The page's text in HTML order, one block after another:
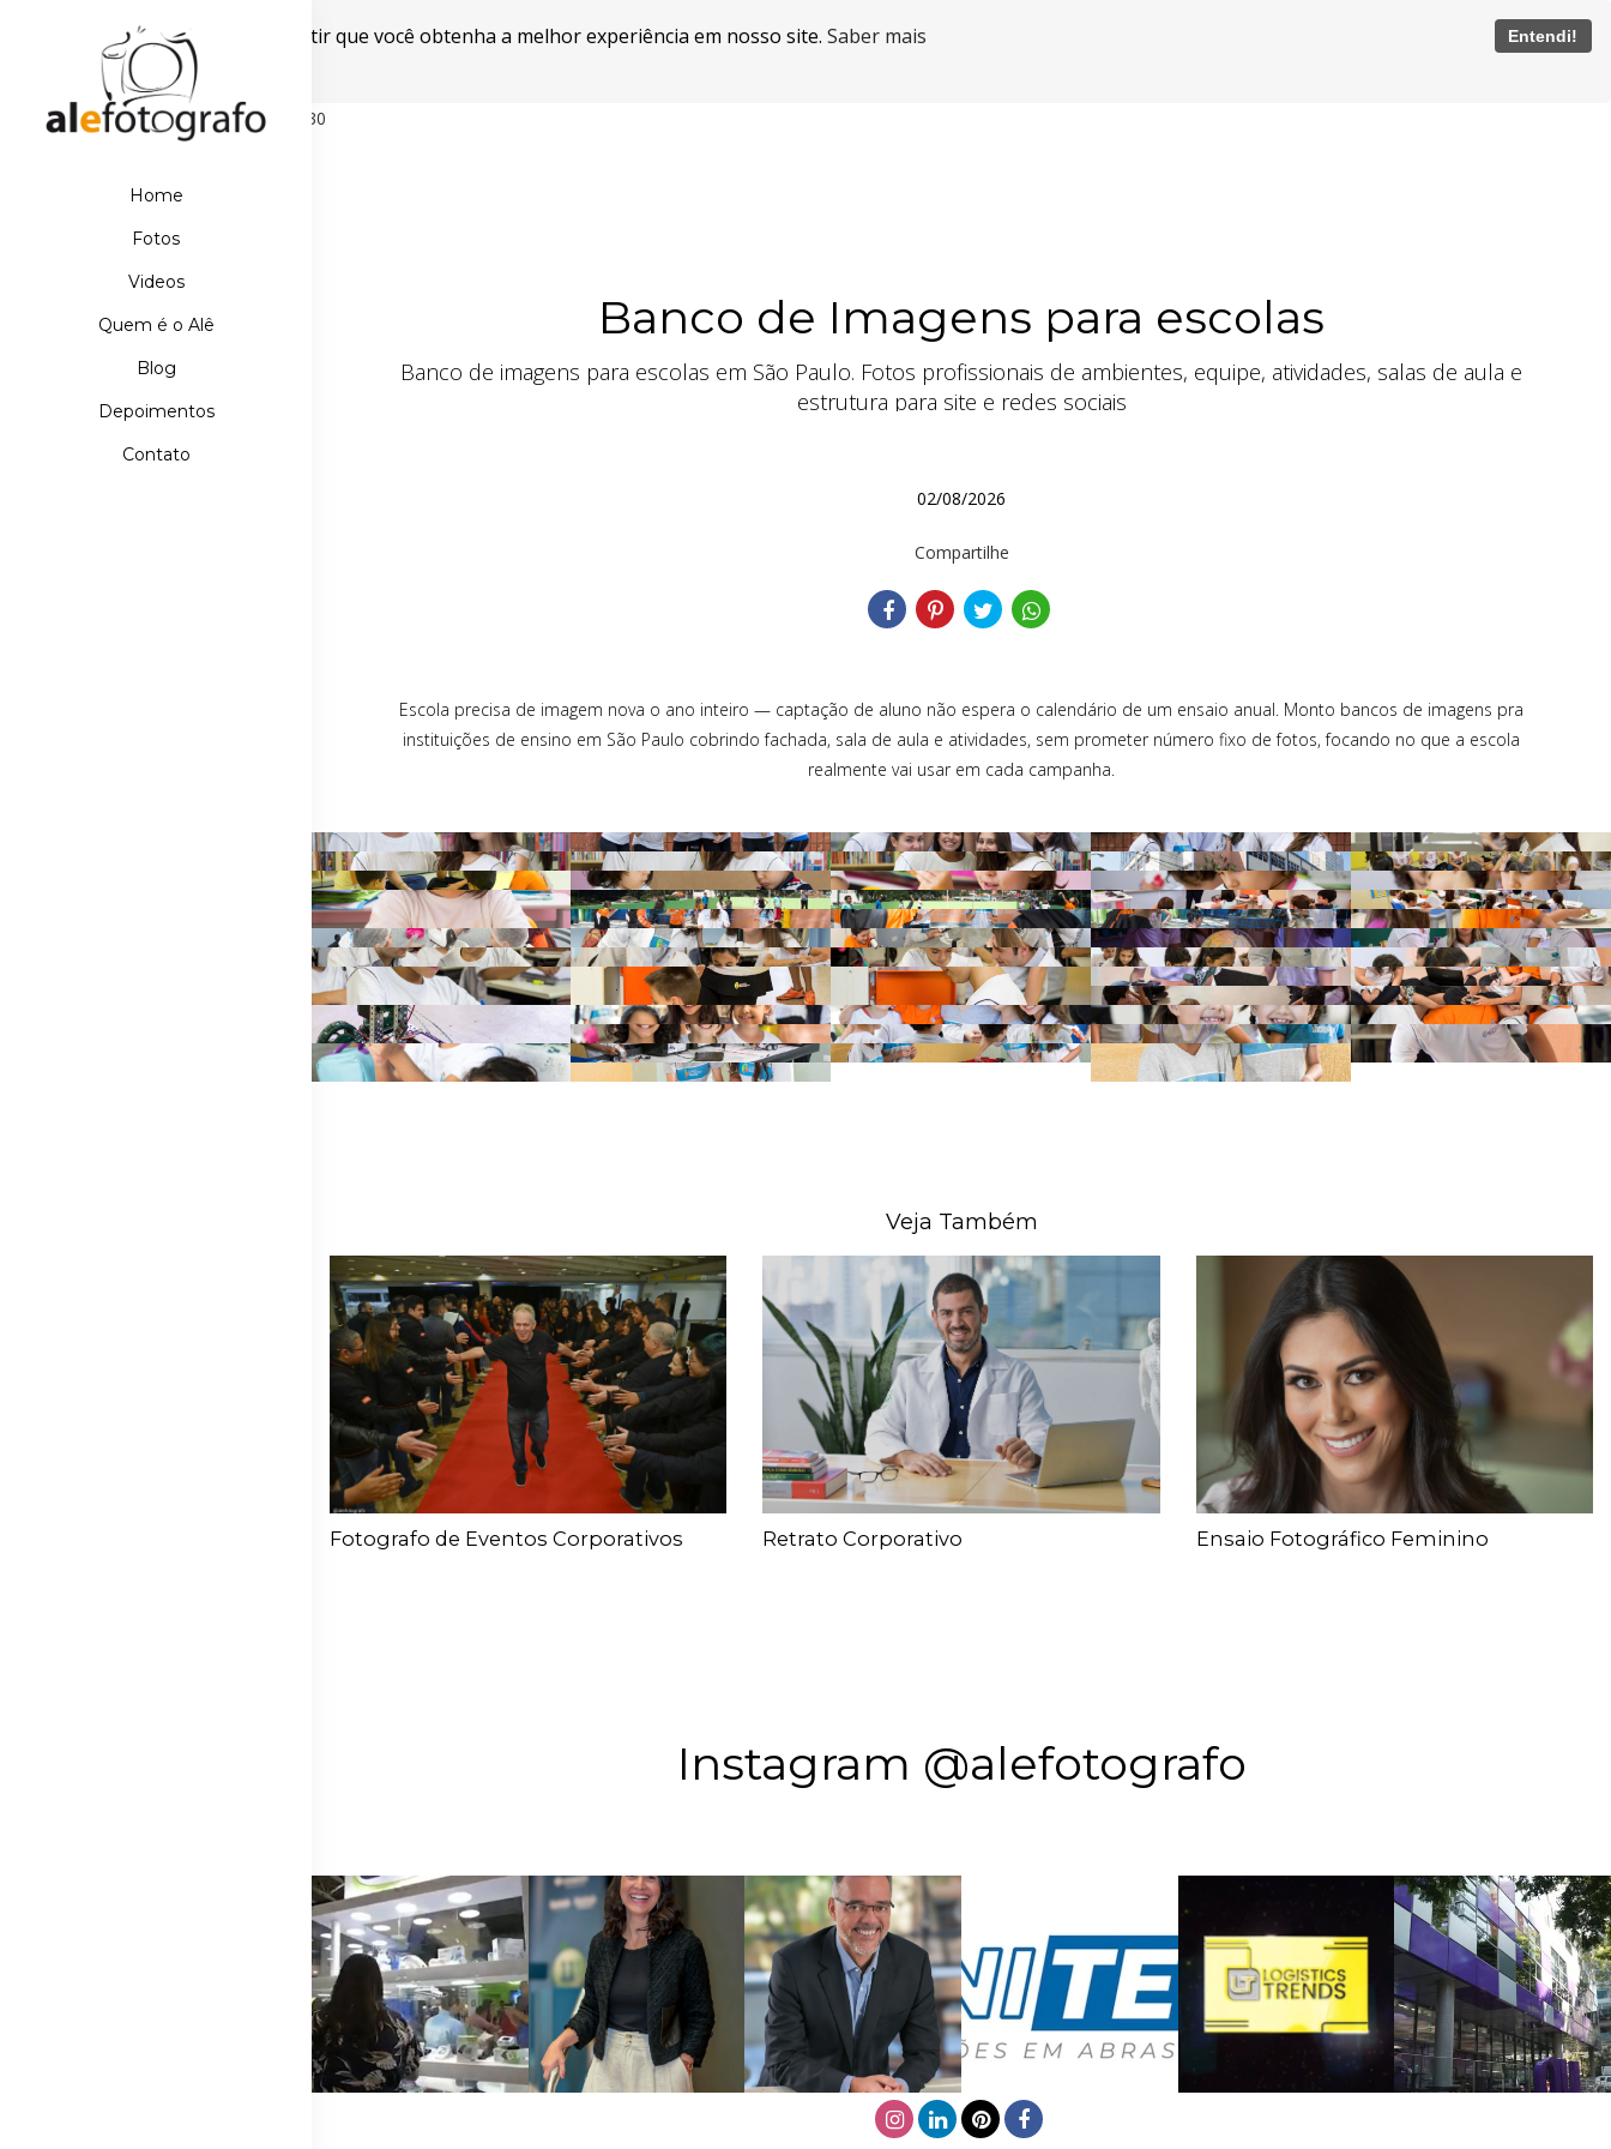
Este site usa cookies para garantir que você obtenha a melhor experiência em nosso site. Saber mais Entendi!
Powered by WebsitePolicies
498D39E21DB110067AA42A42EBDE5630
Home
Fotos
Videos
Quem é o Alê
Blog
Depoimentos
Contato
Banco de Imagens para escolas
Banco de imagens para escolas em São Paulo. Fotos profissionais de ambientes, equipe, atividades, salas de aula e
estrutura para site e redes sociais
02/08/2026
Compartilhe
Escola precisa de imagem nova o ano inteiro — captação de aluno não espera o calendário de um ensaio anual. Monto bancos de imagens pra
instituições de ensino em São Paulo cobrindo fachada, sala de aula e atividades, sem prometer número fixo de fotos, focando no que a escola
realmente vai usar em cada campanha.
Veja Também
Fotografo de Eventos Corporativos Retrato Corporativo Ensaio Fotográfico Feminino
Instagram @alefotografo